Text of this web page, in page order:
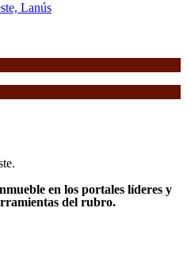
Lanús
en los portales líderes y
del rubro.